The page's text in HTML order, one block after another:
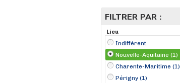
FILTRER PAR :
Lieu
Indifférent
Nouvelle-Aquitaine (1)
Charente-Maritime (1)
Périgny (1)